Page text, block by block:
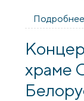
Подробнее
храме